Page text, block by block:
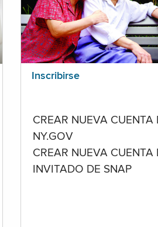
Inscribirse
CREAR NUEVA CUENTA
NY.GOV
CREAR NUEVA CUENTA
INVITADO DE SNAP